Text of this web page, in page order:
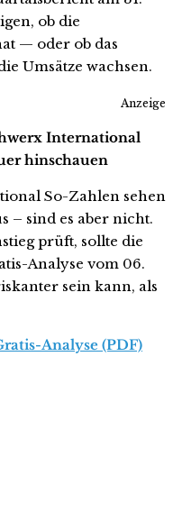
ob die
— oder ob das
Umsätze wachsen.
Anzeige
International
hinschauen
So-Zahlen sehen
– sind es aber nicht.
prüft, sollte die
Analyse vom 06.
sein kann, als
Analyse (PDF)